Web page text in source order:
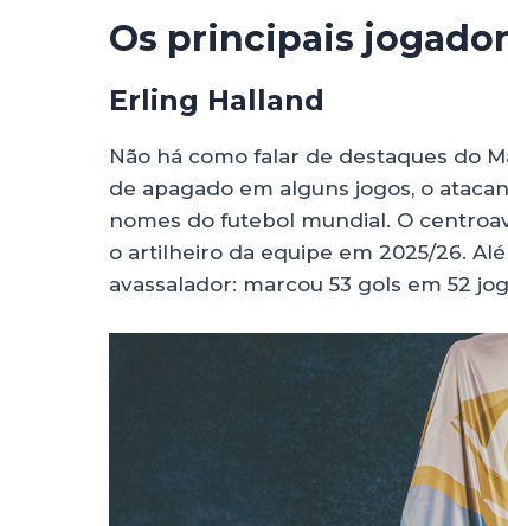
Os principais
Erling Halland
Não há como falar de destaques do
de apagado em alguns jogos, o
nomes do futebol mundial. O
o artilheiro da equipe em 2025/26.
avassalador: marcou 53 gols em 52